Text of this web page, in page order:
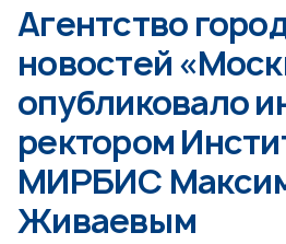
Агентство
новостей
опубликовало
ректором
МИРБИС
Живаевым